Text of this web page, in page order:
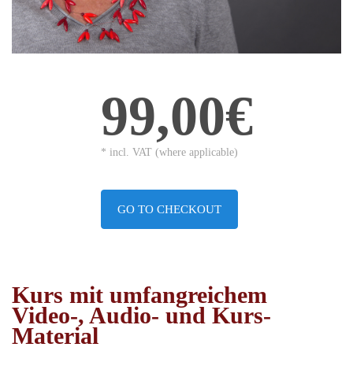
99,00€
* incl. VAT (where applicable)
GO TO CHECKOUT
Kurs mit umfangreichem
Video-, Audio- und Kurs-
Material